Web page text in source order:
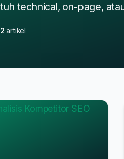
technical, on-page,
artikel